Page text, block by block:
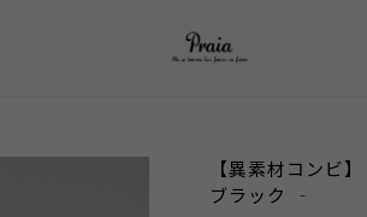
【異素材コンビ
ブラック ‐